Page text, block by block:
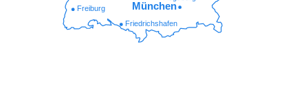
Friedrichshafen
Freiburg München